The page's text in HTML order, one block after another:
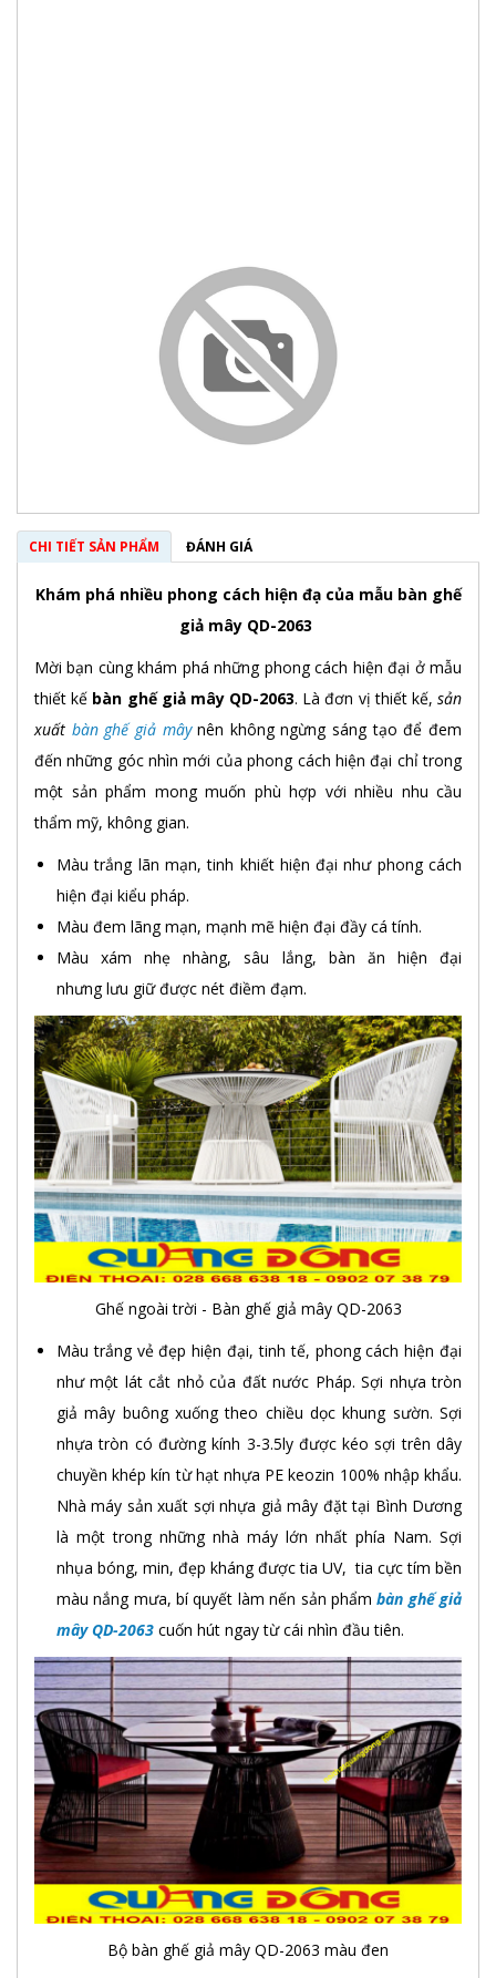
CHI TIẾT SẢN PHẨM ĐÁNH GIÁ
Khám phá nhiều phong cách hiện đạ của mẫu bàn ghế
giả mây QD-2063
Mời bạn cùng khám phá những phong cách hiện đại ở mẫu
thiết kế bàn ghế giả mây QD-2063. Là đơn vị thiết kế,sản
xuất bàn ghế giả mâynên không ngừng sáng tạo để đem
đến những góc nhìn mới của phong cách hiện đại chỉ trong
một sản phẩm mong muốn phù hợp với nhiều nhu cầu
thẩm mỹ, không gian.
Màu trắng lãn mạn, tinh khiết hiện đại như phong cách
hiện đại kiểu pháp.
Màu đem lãng mạn, mạnh mẽ hiện đại đầy cá tính.
Màu xám nhẹ nhàng, sâu lắng, bàn ăn hiện đại
nhưng lưu giữ được nét điềm đạm.
Ghế ngoài trời - Bàn ghế giả mây QD-2063
Màu trắng vẻ đẹp hiện đại, tinh tế, phong cách hiện đại
như một lát cắt nhỏ của đất nước Pháp. Sợi nhựa tròn
giả mây buông xuống theo chiều dọc khung sườn. Sợi
nhựa tròn có đường kính 3-3.5ly được kéo sợi trên dây
chuyền khép kín từ hạt nhựa PE keozin 100% nhập khẩu.
Nhà máy sản xuất sợi nhựa giả mây đặt tại Bình Dương
là một trong những nhà máy lớn nhất phía Nam. Sợi
nhụa bóng, min, đẹp kháng được tia UV, tia cực tím bền
màu nắng mưa, bí quyết làm nến sản phẩmbàn ghế giả
mây QD-2063 cuốn hút ngay từ cái nhìn đầu tiên.
Bộ bàn ghế giả mây QD-2063 màu đen